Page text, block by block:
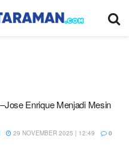
Enrique Menjadi Mesin
29 NOVEMBER 2025 | 12:49 0